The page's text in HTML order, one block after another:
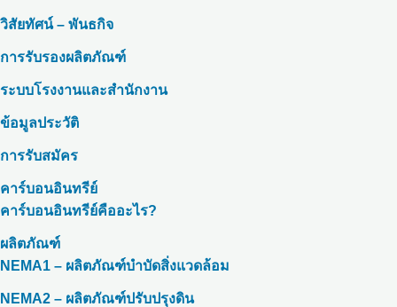
วิสัยทัศน์ – พันธกิจ
การรับรองผลิตภัณฑ์
ระบบโรงงานและสำนักงาน
ข้อมูลประวัติ
การรับสมัคร
คาร์บอนอินทรีย์
คาร์บอนอินทรีย์คืออะไร?
ผลิตภัณฑ์
NEMA1 – ผลิตภัณฑ์บำบัดสิ่งแวดล้อม
NEMA2 – ผลิตภัณฑ์ปรับปรุงดิน